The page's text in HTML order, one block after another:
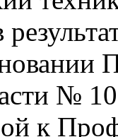
№
к